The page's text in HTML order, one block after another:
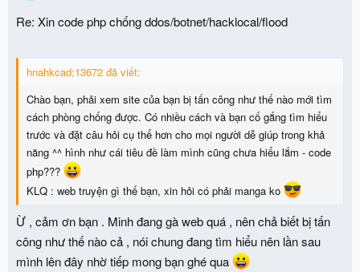
Re: Xin code php chống ddos/botnet/hacklocal/flood
hnahkcad;13672 đã viết:
Chào bạn, phải xem site của bạn bị tấn công như thế nào mới tìm
cách phòng chống được. Có nhiều cách và bạn cố gắng tìm hiểu
trước và đặt câu hỏi cụ thể hơn cho mọi người dễ giúp trong khả
năng ^^ hình như cái tiêu đề làm mình cũng chưa hiểu lắm - code
php???
KLQ : web truyện gì thế bạn, xin hỏi có phải manga ko
Ừ , cảm ơn bạn . Minh đang gà web quá , nên chả biết bị tấn
công như thế nào cả , nói chung đang tìm hiểu nên lần sau
mình lên đây nhờ tiếp mong bạn ghé qua